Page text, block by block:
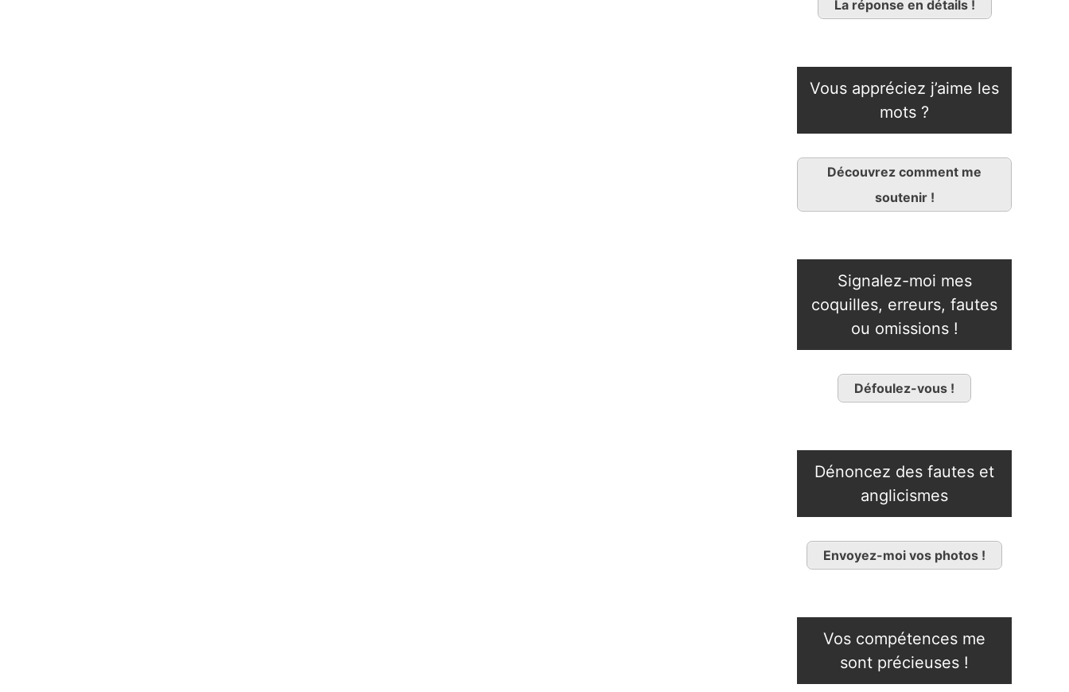
La réponse en détails !
Vous appréciez j’aime les
mots ?
Découvrez comment me
soutenir !
Signalez-moi mes
coquilles, erreurs, fautes
ou omissions !
Défoulez-vous !
Dénoncez des fautes et
anglicismes
Envoyez-moi vos photos !
Vos compétences me
sont précieuses !